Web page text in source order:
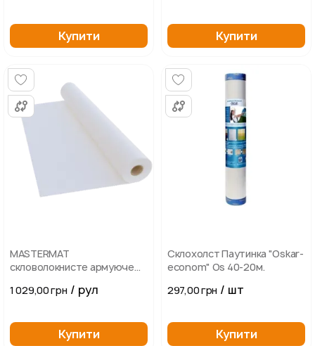
Купити Купити
MASTERMAT
скловолокнисте армуюче
1 029,00 грн / рул
Купити
Склохолст Паутинка "Oskar-
econom" Os 40-20м.
297,00 грн / шт
Купити